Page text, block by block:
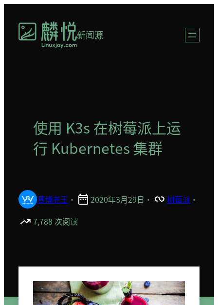
新闻源
使用 K3s 在树莓派上运
行 Kubernetes 集群
赛博老王 · 2020年3月29日 · 树莓派 ·
7,788 次阅读